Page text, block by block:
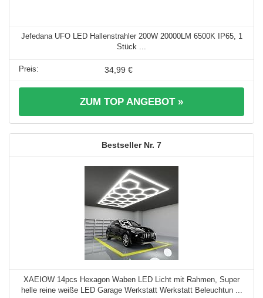
Jefedana UFO LED Hallenstrahler 200W 20000LM 6500K IP65, 1
Stück ...
34,99 €
ZUM TOP ANGEBOT »
7
XAEIOW 14pcs Hexagon Waben LED Licht mit Rahmen, Super
helle reine weiße LED Garage Werkstatt Werkstatt Beleuchtun ...